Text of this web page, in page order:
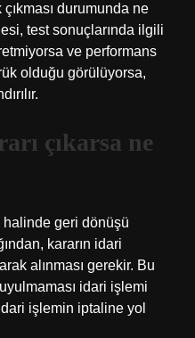
durumunda ne
test sonuçlarında ilgili
ve performans
olduğu görülüyorsa,
çıkarsa ne
halinde geri dönüşü
kararın idari
alınması gerekir. Bu
idari işlemi
işlemin iptaline yol